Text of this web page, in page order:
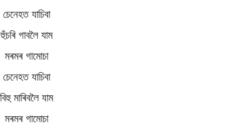
চেনেহত যাচিবা
হুঁচৰি গাবলৈ যাম
মৰমৰ গামোচা
চেনেহত যাচিবা
বিহু মাৰিবলৈ যাম
মৰমৰ গামোচা